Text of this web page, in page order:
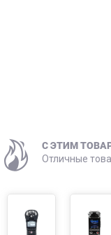
C ЭТИМ
Отличные